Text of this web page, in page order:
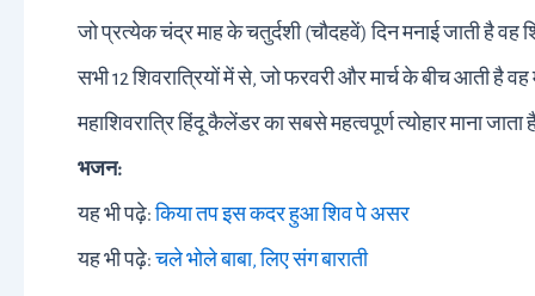
जो प्रत्येक चंद्र माह के चतुर्दशी (चौदहवें) दिन मनाई जाती है वह
सभी 12 शिवरात्रियों में से, जो फरवरी और मार्च के बीच आती है वह
महाशिवरात्रि हिंदू कैलेंडर का सबसे महत्वपूर्ण त्योहार माना जाता
भजन:
यह भी पढ़े:किया तप इस कदर हुआ शिव पे असर
यह भी पढ़े:चले भोले बाबा, लिए संग बाराती